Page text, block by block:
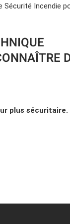
Sécurité Incendie
plus sécuritaire.